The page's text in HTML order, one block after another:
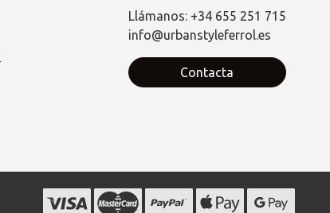
Llámanos: +34 655 251 715
info@urbanstyleferrol.es
Contacta